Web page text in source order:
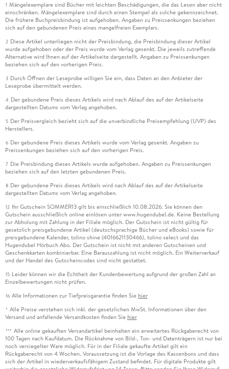
1 Mängelexemplare sind Bücher mit leichten Beschädigungen, die das Lesen aber nicht
einschränken. Mängelexemplare sind durch einen Stempel als solche gekennzeichnet.
Die frühere Buchpreisbindung ist aufgehoben. Angaben zu Preissenkungen beziehen
sich auf den gebundenen Preis eines mangelfreien Exemplars.
2 Diese Artikel unterliegen nicht der Preisbindung, die Preisbindung dieser Artikel
wurde aufgehoben oder der Preis wurde vom Verlag gesenkt. Die jeweils zutreffende
Alternative wird Ihnen auf der Artikelseite dargestellt. Angaben zu Preissenkungen
beziehen sich auf den vorherigen Preis.
3 Durch Öffnen der Leseprobe willigen Sie ein, dass Daten an den Anbieter der
Leseprobe übermittelt werden.
4 Der gebundene Preis dieses Artikels wird nach Ablauf des auf der Artikelseite
dargestellten Datums vom Verlag angehoben.
5 Der Preisvergleich bezieht sich auf die unverbindliche Preisempfehlung (UVP) des
Herstellers.
6 Der gebundene Preis dieses Artikels wurde vom Verlag gesenkt. Angaben zu
Preissenkungen beziehen sich auf den vorherigen Preis.
7 Die Preisbindung dieses Artikels wurde aufgehoben. Angaben zu Preissenkungen
beziehen sich auf den letzten gebundenen Preis.
8 Der gebundene Preis dieses Artikels wird nach Ablauf des auf der Artikelseite
dargestellten Datums vom Verlag angehoben.
12 Ihr Gutschein SOMMER13 gilt bis einschließlich 10.08.2026. Sie können den
Gutschein ausschließlich online einlösen unter www.hugendubel.de. Keine Bestellung
zur Abholung mit Zahlung in der Filiale möglich. Der Gutschein ist nicht gültig für
gesetzlich preisgebundene Artikel (deutschsprachige Bücher und eBooks) sowie für
preisgebundene Kalender, tolino shine (4016621130466), tolino select und das
Hugendubel Hörbuch Abo. Der Gutschein ist nicht mit anderen Gutscheinen und
Geschenkkarten kombinierbar. Eine Barauszahlung ist nicht möglich. Ein Weiterverkauf
und der Handel des Gutscheincodes sind nicht gestattet.
15 Leider können wir die Echtheit der Kundenbewertung aufgrund der großen Zahl an
Einzelbewertungen nicht prüfen.
16 Alle Informationen zur Tiefpreisgarantie finden Sie hier
* Alle Preise verstehen sich inkl. der gesetzlichen MwSt. Informationen über den
Versand und anfallende Versandkosten finden Sie hier
*** Alle online gekauften Versandartikel beinhalten ein erweitertes Rückgaberecht von
100 Tagen nach Kaufdatum. Die Rücknahme von Bild-, Ton- und Datenträgern ist nur bei
noch versiegelter Ware möglich. Für in der Filiale gekaufte Artikel gilt ein
Rückgaberecht von 4 Wochen. Voraussetzung ist die Vorlage des Kassenbons und dass
sich der Artikel in wiederverkaufsfähigem Zustand befindet. Für digitale Produkte gilt